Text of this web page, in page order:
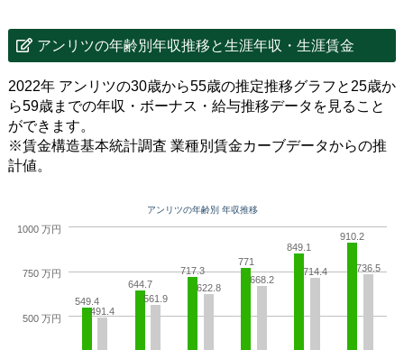
アンリツの年齢別年収推移と生涯年収・生涯賃金
2022年 アンリツの30歳から55歳の推定推移グラフと25歳か
ら59歳までの年収・ボーナス・給与推移データを見ること
ができます。
※賃金構造基本統計調査 業種別賃金カーブデータからの推
計値。
アンリツの年齢別 年収推移
549.4
644.7
717.3
771
849.1
910.2
491.4
561.9
622.8
668.2
714.4 736.5
500 万円
750 万円
1000 万円